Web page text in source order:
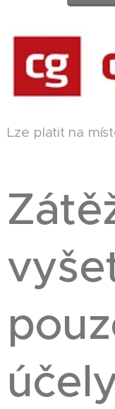
Lze platit na